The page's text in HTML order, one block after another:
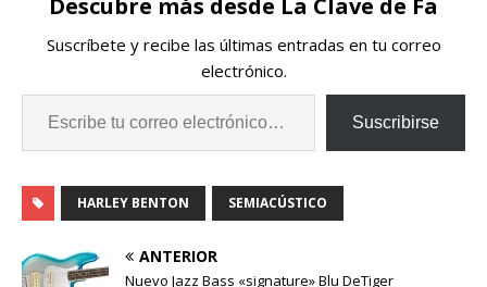
Descubre más desde La Clave de Fa
Suscríbete y recibe las últimas entradas en tu correo
electrónico.
Suscribirse
HARLEY BENTON SEMIACÚSTICO
ANTERIOR
Nuevo Jazz Bass «signature» Blu DeTiger